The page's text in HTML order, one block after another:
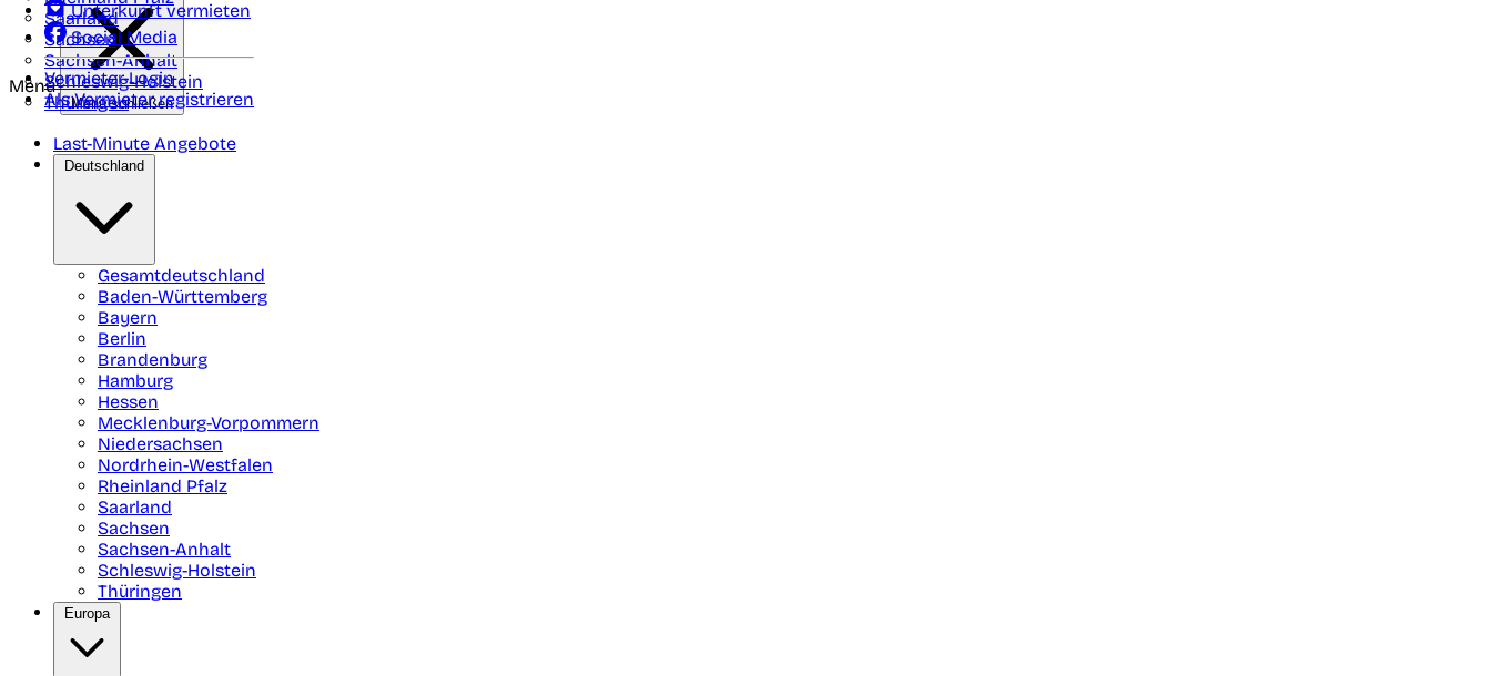
Saarland
Sachsen
Sachsen-Anhalt
Schleswig-Holstein
Thüringen
Unterkunft vermieten
Social Media
Vermieter-Login
Als Vermieter registrieren
Menü
Menü schließen
Last-Minute Angebote
Deutschland
Gesamtdeutschland
Baden-Württemberg
Bayern
Berlin
Brandenburg
Hamburg
Hessen
Mecklenburg-Vorpommern
Niedersachsen
Nordrhein-Westfalen
Rheinland Pfalz
Saarland
Sachsen
Sachsen-Anhalt
Schleswig-Holstein
Thüringen
Europa